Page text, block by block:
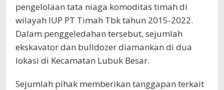
pengelolaan tata niaga komoditas timah di
wilayah IUP PT Timah Tbk tahun 2015-2022.
Dalam penggeledahan tersebut, sejumlah
ekskavator dan bulldozer diamankan di dua
lokasi di Kecamatan Lubuk Besar.
Sejumlah pihak memberikan tanggapan terkait